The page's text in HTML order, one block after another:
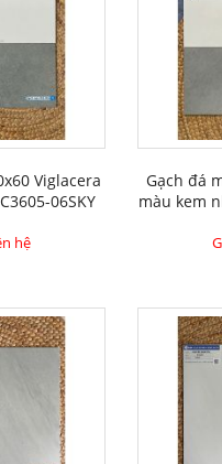
Viglacera
06SKY
hệ
Gạch đá
màu kem